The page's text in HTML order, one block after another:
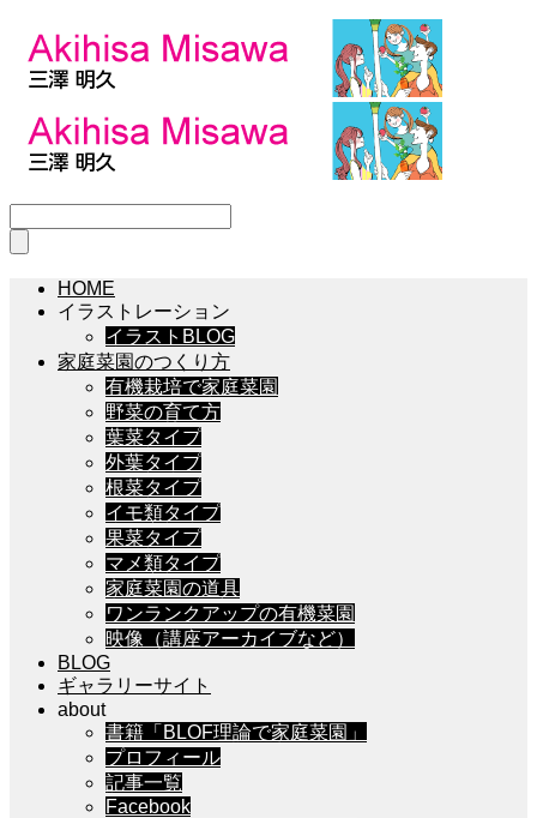
HOME
イラストレーション
イラストBLOG
家庭菜園のつくり方
有機栽培で家庭菜園
野菜の育て方
葉菜タイプ
外葉タイプ
根菜タイプ
イモ類タイプ
果菜タイプ
マメ類タイプ
家庭菜園の道具
ワンランクアップの有機菜園
映像（講座アーカイブなど）
BLOG
ギャラリーサイト
about
書籍「BLOF理論で家庭菜園」
プロフィール
記事一覧
Facebook